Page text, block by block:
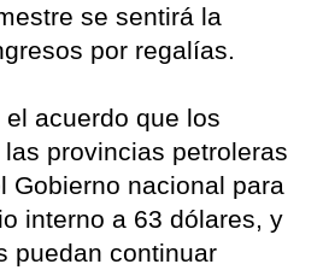
se sentirá la
por regalías.
acuerdo que los
provincias petroleras
Gobierno nacional para
interno a 63 dólares, y
puedan continuar